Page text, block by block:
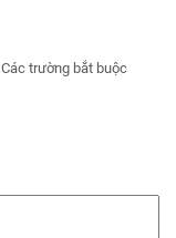
Các trường bắt buộc